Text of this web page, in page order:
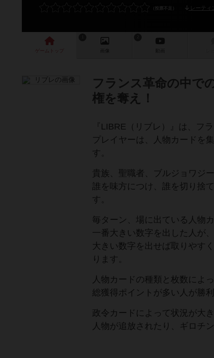
レーティ
ゲーム 画像
フランス革命の中で
権を奪え！
『LIBRE（リブレ）』は、フ
プレイヤーは、人物カードを
す。
貴族、聖職者、ブルジョワジ
誰を味方につけ、誰を切り捨
す。
毎ターン、場に出ている人物
一番大きい数字を出した人が
大きい数字を出せば取りやす
ります。
人物カードの種類と枚数によ
総獲得ポイントが多い人が勝利
政令カードによって状況が大
人物が追放されたり、ギロチ